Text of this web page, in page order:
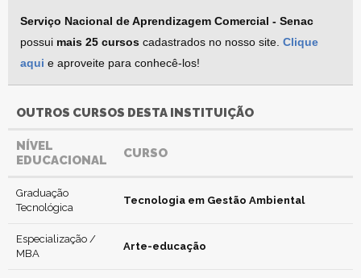
Serviço Nacional de Aprendizagem Comercial - Senac
possui mais 25 cursos cadastrados no nosso site. Clique
aqui e aproveite para conhecê-los!
OUTROS CURSOS DESTA INSTITUIÇÃO
NÍVEL
EDUCACIONAL
CURSO
Graduação
Tecnológica
Tecnologia em Gestão Ambiental
Especialização /
MBA
Arte-educação